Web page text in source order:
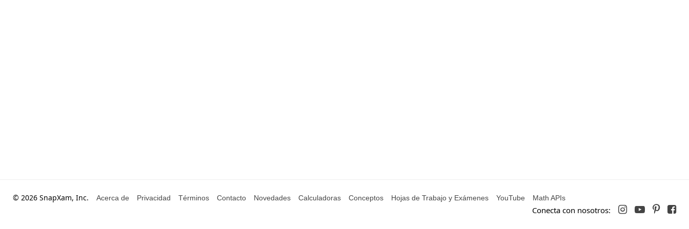
© 2026 SnapXam, Inc. Acerca de Privacidad Términos Contacto Novedades Calculadoras Conceptos Hojas de Trabajo y Exámenes YouTube Math APIs
Conecta con nosotros:    